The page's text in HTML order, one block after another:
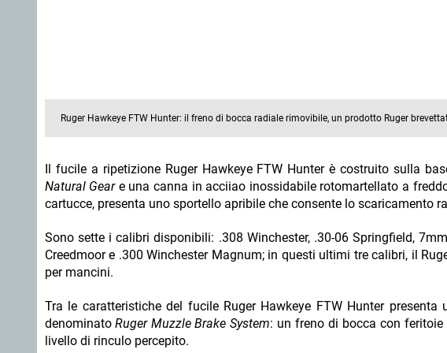
Ruger Hawkeye FTW Hunter: il freno di bocca radiale rimovibile, un prodotto Ruger
Il fucile a ripetizione Ruger Hawkeye FTW Hunter è costruito sulla
Natural Geare una canna in acciiao inossidabile rotomartellato a
cartucce, presenta uno sportello apribile che consente lo
Sono sette i calibri disponibili: .308 Winchester, .30-06 Springfield, 7mm Remington Magnum, .260 Remington, .375 Ruger, 6.5
Creedmoor e .300 Winchester Magnum; in questi ultimi tre calibri, il Ruger Hawkeye FTW Hunter è disponibile anche in versione
per mancini.
Tra le caratteristiche del fucile Ruger Hawkeye FTW Hunter presenta un
denominato Ruger Muzzle Brake System: un freno di bocca con
livello di rinculo percepito.